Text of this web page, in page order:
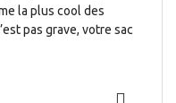
la plus cool des
pas grave, votre sac